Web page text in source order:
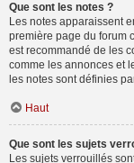
Que sont les notes ?
Les notes apparaissent
première page du forum
est recommandé de les
comme les annonces et
les notes sont définies
Haut
Que sont les sujets
Les sujets verrouillés